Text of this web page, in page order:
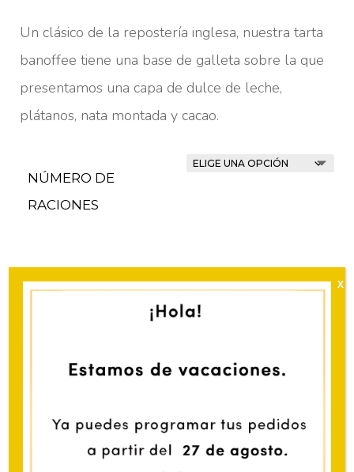
precios:
desde
29.00€
hasta
Un clásico de la repostería inglesa, nuestra tarta
banoffee tiene una base de galleta sobre la que
presentamos una capa de dulce de leche,
plátanos, nata montada y cacao.
NÚMERO DE
RACIONES
VELA INDIVIDUAL
DOS VELAS( + 3.00€)